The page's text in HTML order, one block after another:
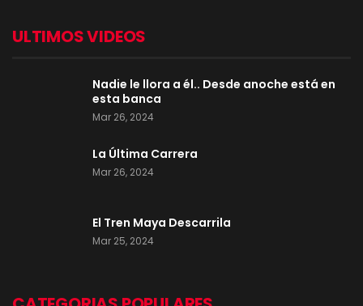
ULTIMOS VIDEOS
Nadie le llora a él.. Desde anoche está en
esta banca
Mar 26, 2024
La Última Carrera
Mar 26, 2024
El Tren Maya Descarrila
Mar 25, 2024